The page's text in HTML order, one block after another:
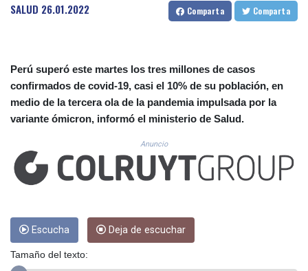
CUP 30.637594
DKK 7.477932
DOP 67.289164
DZD 152.967099
EGP 57.380687
FJD 2.553384
FKP 0.857252
GGP 0.857252
GHS 13.526832
SALUD 26.01.2022 Comparta Comparta
Perú superó este martes los tres millones de casos
confirmados de covid-19, casi el 10% de su población, en
medio de la tercera ola de la pandemia impulsada por la
variante ómicron, informó el ministerio de Salud.
Anuncio
Escucha Deja de escuchar
Tamaño del texto: